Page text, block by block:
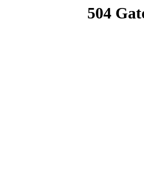
504